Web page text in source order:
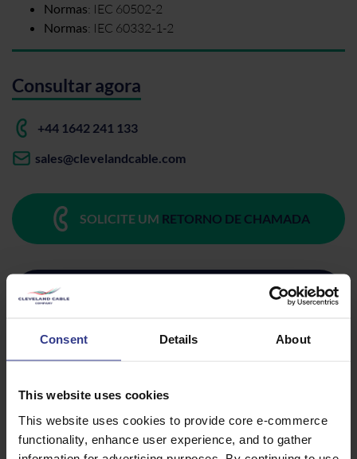
Consent Details About
This website uses cookies
This website uses cookies to provide core e-commerce
functionality, enhance user experience, and to gather
Normas: IEC 60502-2
Normas: IEC 60332-1-2
Consultar agora
+44 1642 241 133
sales@clevelandcable.com
SOLICITE UM RETORNO DE CHAMADA
COTAÇÃO RÁPIDA